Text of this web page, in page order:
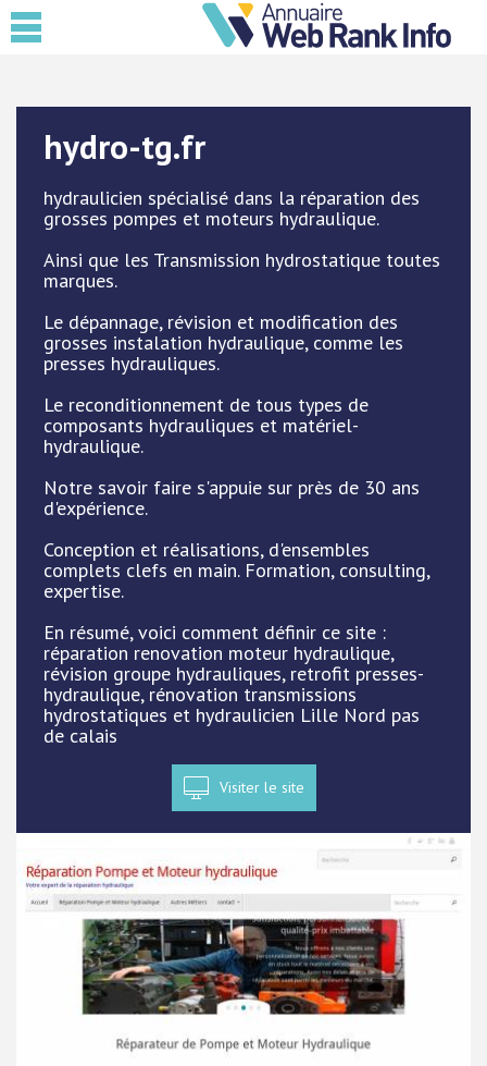
hydro-tg.fr
hydraulicien spécialisé dans la réparation des
grosses pompes et moteurs hydraulique.
Ainsi que les Transmission hydrostatique toutes
marques.
Le dépannage, révision et modification des
grosses instalation hydraulique, comme les
presses hydrauliques.
Le reconditionnement de tous types de
composants hydrauliques et matériel-
hydraulique.
Notre savoir faire s'appuie sur près de 30 ans
d'expérience.
Conception et réalisations, d'ensembles
complets clefs en main. Formation, consulting,
expertise.
En résumé, voici comment définir ce site :
réparation renovation moteur hydraulique,
révision groupe hydrauliques, retrofit presses-
hydraulique, rénovation transmissions
hydrostatiques et hydraulicien Lille Nord pas
de calais
Visiter le site